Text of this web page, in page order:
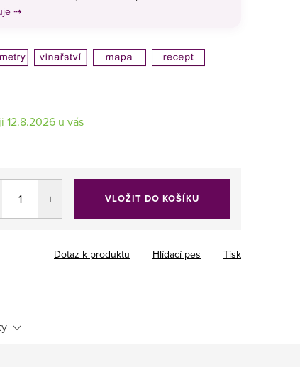
⇢
12.8.2026
VLOŽIT DO KOŠÍKU
Tisk
Dotaz k produktu Hlídací pes